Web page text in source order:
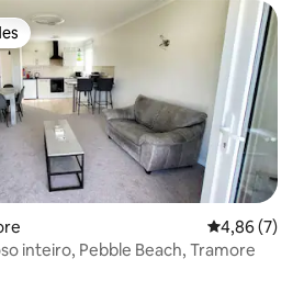
4,86 de uma
4,86 (7)
inteiro, Pebble Beach, Tramore